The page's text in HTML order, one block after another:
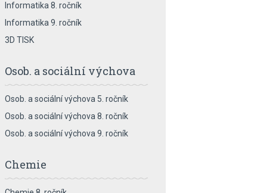
Informatika 8. ročník
Informatika 9. ročník
3D TISK
Osob. a sociální výchova
Osob. a sociální výchova 5. ročník
Osob. a sociální výchova 8. ročník
Osob. a sociální výchova 9. ročník
Chemie